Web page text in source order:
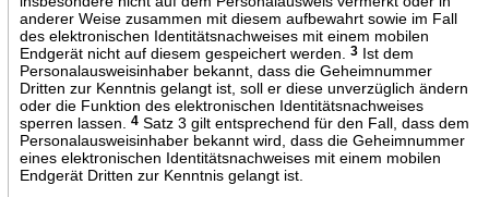
anderer Weise zusammen mit diesem aufbewahrt sowie im Fall
des elektronischen Identitätsnachweises mit einem mobilen
Endgerät nicht auf diesem gespeichert werden.
3Ist dem
Personalausweisinhaber bekannt, dass die Geheimnummer
Dritten zur Kenntnis gelangt ist, soll er diese unverzüglich ändern
oder die Funktion des elektronischen Identitätsnachweises
sperren lassen.
4Satz 3 gilt entsprechend für den Fall, dass dem
Personalausweisinhaber bekannt wird, dass die Geheimnummer
eines elektronischen Identitätsnachweises mit einem mobilen
Endgerät Dritten zur Kenntnis gelangt ist.